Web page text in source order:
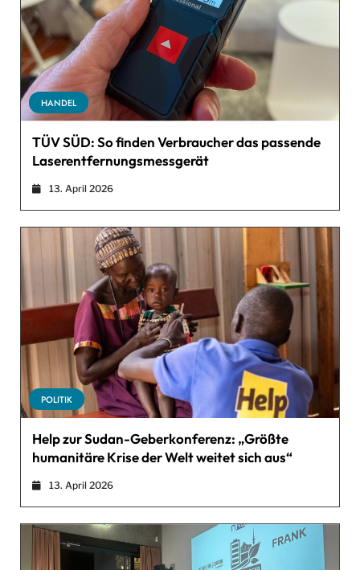
HANDEL
TÜV SÜD: So finden Verbraucher das passende
Laserentfernungsmessgerät
13. April 2026
POLITIK
Help zur Sudan-Geberkonferenz: „Größte
humanitäre Krise der Welt weitet sich aus“
13. April 2026